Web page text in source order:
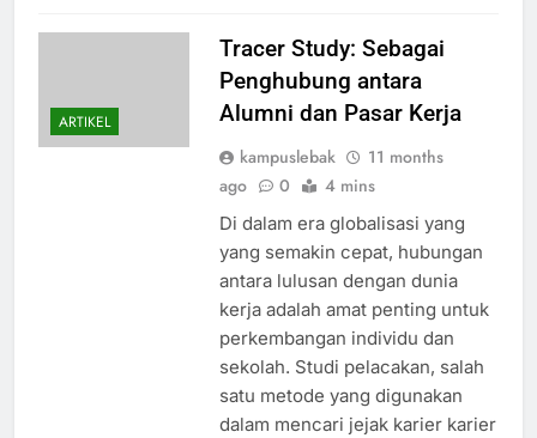
ARTIKEL
Tracer Study: Sebagai
Penghubung antara
Alumni dan Pasar Kerja
kampuslebak
11 months
ago
0 4 mins
Di dalam era globalisasi yang
yang semakin cepat, hubungan
antara lulusan dengan dunia
kerja adalah amat penting untuk
perkembangan individu dan
sekolah. Studi pelacakan, salah
satu metode yang digunakan
dalam mencari jejak karier karier